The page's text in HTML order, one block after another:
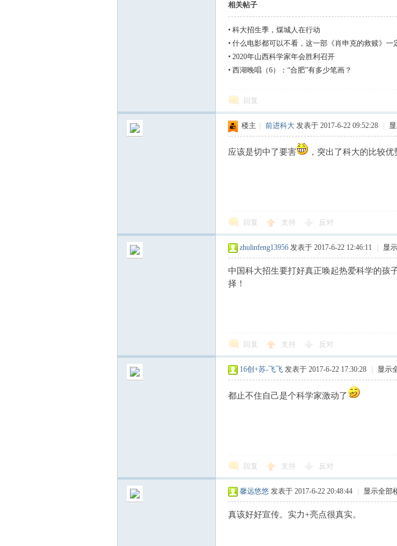
相关帖子
• 科大招生季，煤城人在行动
• 什么电影都可以不看，这一部《肖申克的救赎》一
• 2020年山西科学家年会胜利召开
• 西湖晚唱（6）：“合肥”有多少笔画？
回复
楼主 前进科大 发表于 2017-6-22 09:52:28
应该是切中了要害 ，突出了科大的比较
回复 支持 反对
zhulinfeng13956 发表于 2017-6-22 12:46:11 显
中国科大招生要打好真正唤起热爱科学的孩
择！
回复 支持 反对
16创+苏-飞飞 发表于 2017-6-22 17:30:28 显示
都止不住自己是个科学家激动了
回复 支持 反对
馨远悠悠 发表于 2017-6-22 20:48:44 显示全部
真该好好宣传。实力+亮点很真实。